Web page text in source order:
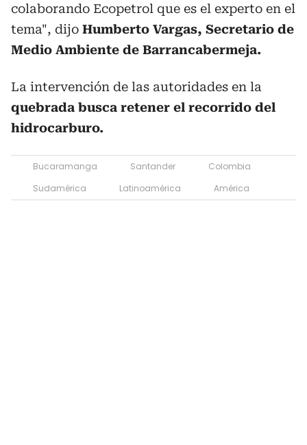
colaborando Ecopetrol que es el experto en el
tema", dijo Humberto Vargas, Secretario de
Medio Ambiente de Barrancabermeja.
La intervención de las autoridades en la
quebrada busca retener el recorrido del
hidrocarburo.
Bucaramanga Santander
Colombia
Sudamérica
Latinoamérica América